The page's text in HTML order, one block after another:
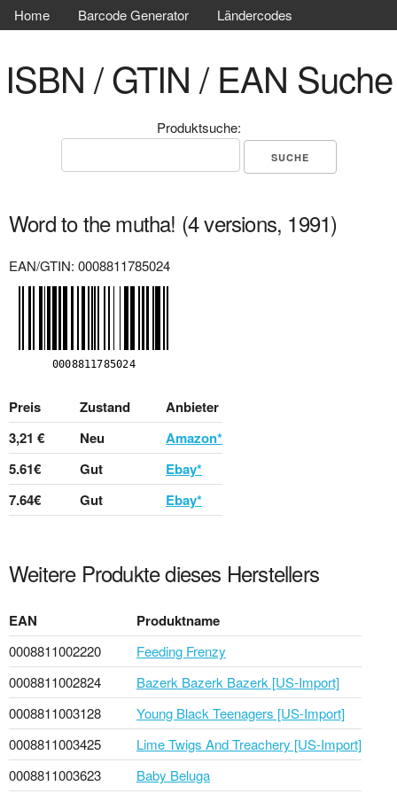
Home Barcode Generator Ländercodes
ISBN / GTIN / EAN Suche
Produktsuche:
Word to the mutha! (4 versions, 1991)
EAN/GTIN: 0008811785024
Preis Zustand
Anbieter
3,21 €
Neu
Amazon*
5.61€
Gut
Ebay*
7.64€
Gut Ebay*
Weitere Produkte dieses Herstellers
EAN Produktname
0008811002220
Feeding Frenzy
0008811002824
Bazerk Bazerk Bazerk [US-Import]
0008811003128
Young Black Teenagers [US-Import]
0008811003425
Lime Twigs And Treachery [US-Import]
0008811003623
Baby Beluga